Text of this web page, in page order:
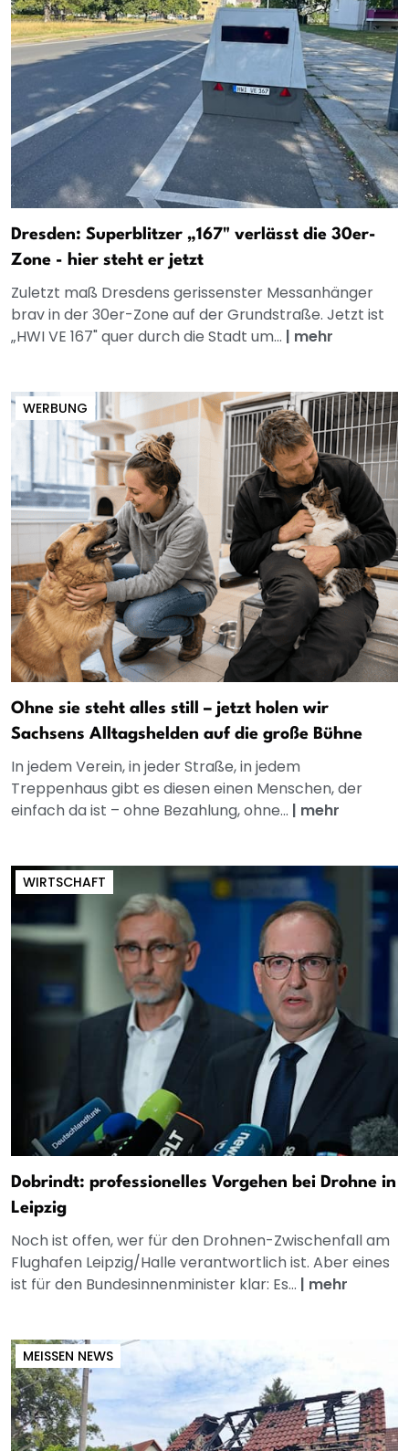
Dresden: Superblitzer „167" verlässt die 30er-
Zone - hier steht er jetzt
Zuletzt maß Dresdens gerissenster Messanhänger
brav in der 30er-Zone auf der Grundstraße. Jetzt ist
„HWI VE 167" quer durch die Stadt um... | mehr
WERBUNG
Ohne sie steht alles still – jetzt holen wir
Sachsens Alltagshelden auf die große Bühne
In jedem Verein, in jeder Straße, in jedem
Treppenhaus gibt es diesen einen Menschen, der
einfach da ist – ohne Bezahlung, ohne... | mehr
WIRTSCHAFT
Dobrindt: professionelles Vorgehen bei Drohne in
Leipzig
Noch ist offen, wer für den Drohnen-Zwischenfall am
Flughafen Leipzig/Halle verantwortlich ist. Aber eines
ist für den Bundesinnenminister klar: Es... | mehr
MEISSEN NEWS